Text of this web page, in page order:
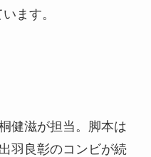
ます。
健滋が担当。脚本は
羽良彰のコンビが続